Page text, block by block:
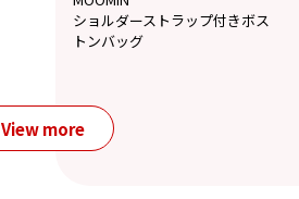
ショルダーストラップ付きボス
トンバッグ
View more